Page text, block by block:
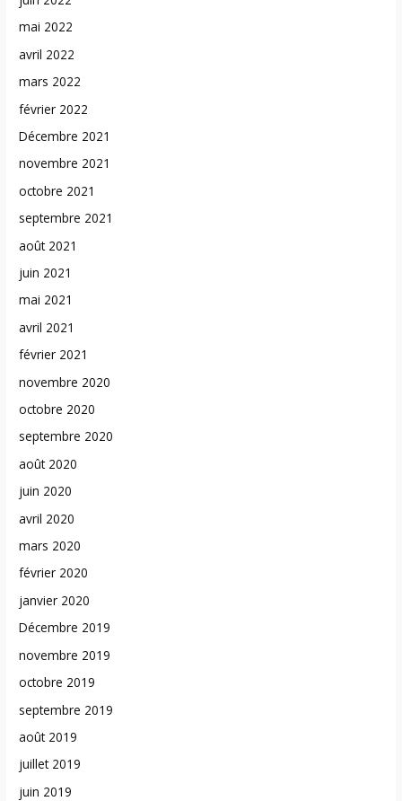
mai 2022
avril 2022
mars 2022
février 2022
Décembre 2021
novembre 2021
octobre 2021
septembre 2021
août 2021
juin 2021
mai 2021
avril 2021
février 2021
novembre 2020
octobre 2020
septembre 2020
août 2020
juin 2020
avril 2020
mars 2020
février 2020
janvier 2020
Décembre 2019
novembre 2019
octobre 2019
septembre 2019
août 2019
juillet 2019
juin 2019